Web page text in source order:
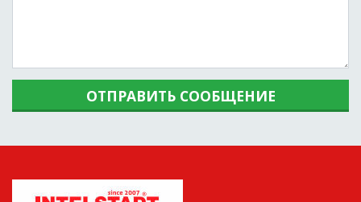
ОТПРАВИТЬ СООБЩЕНИЕ